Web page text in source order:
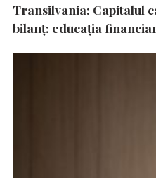
Transilvania: Capitalul
bilanț: educația